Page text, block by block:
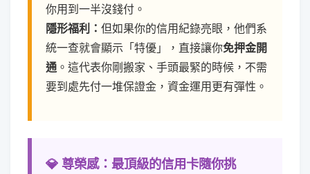
你用到一半沒錢付。
隱形福利： 但如果你的信用紀錄亮眼，他們系
統一查就會顯示「特優」，直接讓你免押金開
通 。這代表你剛搬家、手頭最緊的時候，不需
要到處先付一堆保證金，資金運用更有彈性。
💎 尊榮感：最頂級的信用卡隨你挑